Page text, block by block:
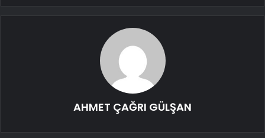
AHMET ÇAĞRI GÜLŞAN